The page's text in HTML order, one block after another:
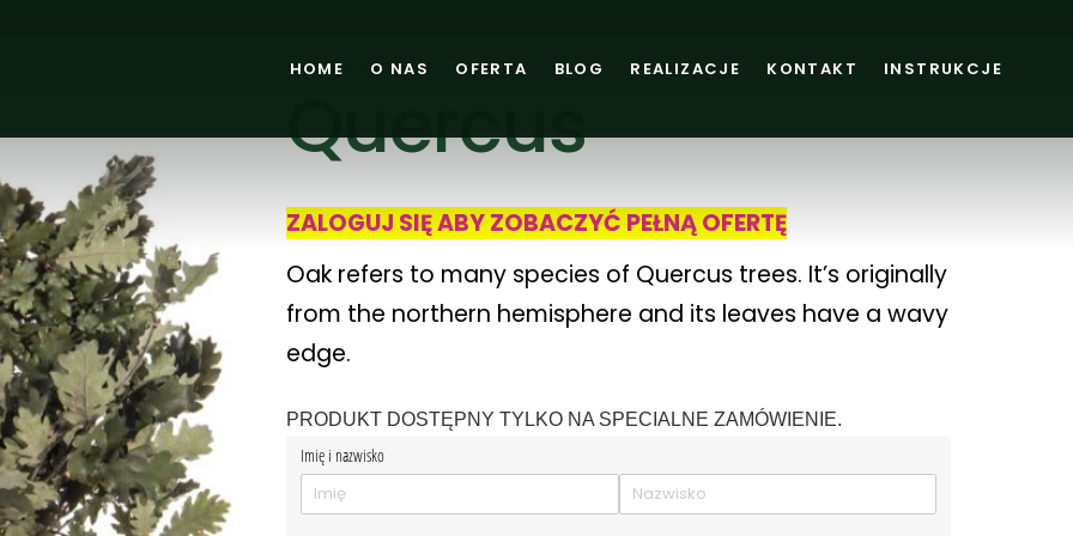
HOME O NAS OFERTA BLOG REALIZACJE KONTAKT INSTRUKCJE
MATERIAŁY ZIELONE GAŁĘZIE
Quercus
ZALOGUJ SIĘ ABY ZOBACZYĆ PEŁNĄ OFERTĘ
Oak refers to many species of Quercus trees. It’s originally
from the northern hemisphere and its leaves have a wavy
edge.
PRODUKT DOSTĘPNY TYLKO NA SPECIALNE ZAMÓWIENIE.
Imię i nazwisko